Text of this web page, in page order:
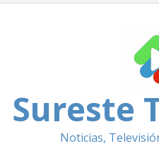
Sureste
Noticias,